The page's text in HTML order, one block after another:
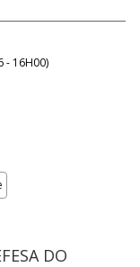
- 16H00)
DO